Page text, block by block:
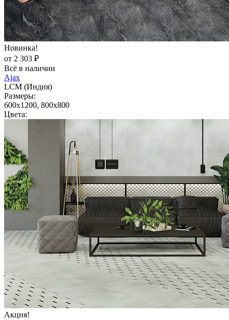
Новинка!
от 2 303 ₽
Всё в наличии
Ajax
LCM (Индия)
Размеры:
600x1200, 800x800
Цвета:
Акция!